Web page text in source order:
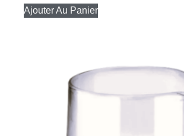
Ajouter Au Panier